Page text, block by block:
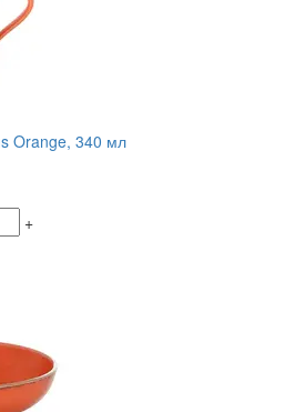
Orange, 340 мл
+